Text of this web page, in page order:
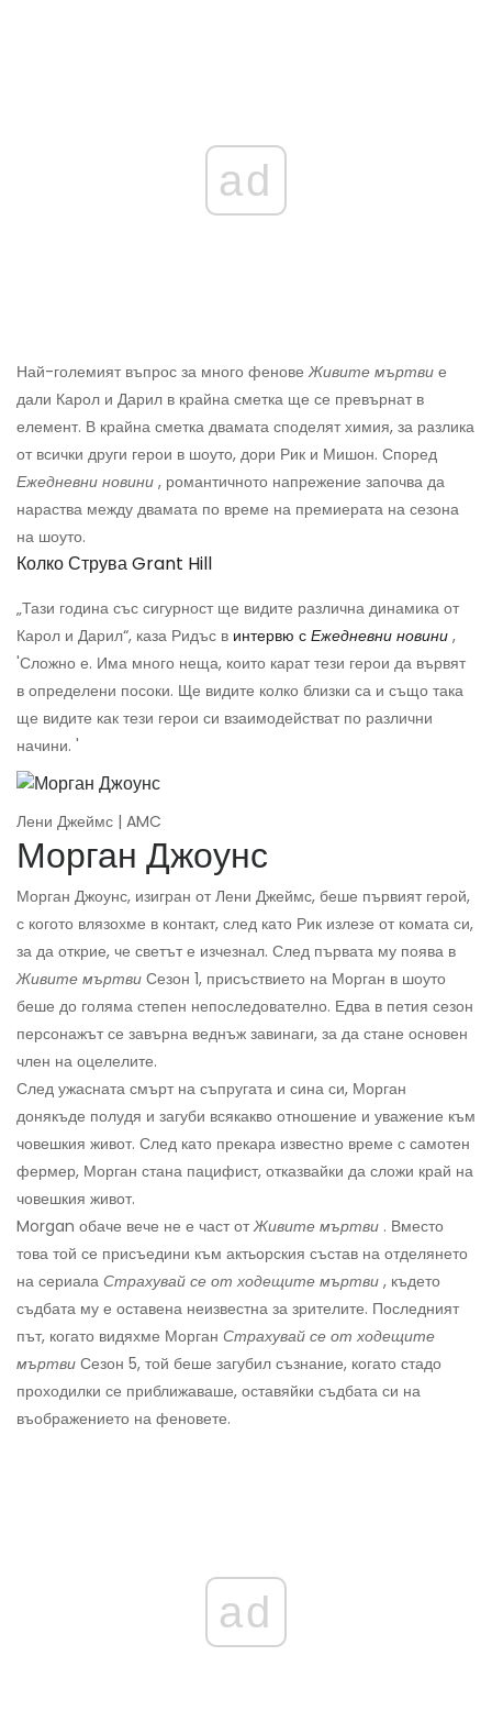
ad
Най-големият въпрос за много феновеЖивите мъртви е
дали Карол и Дарил в крайна сметка ще се превърнат в
елемент. В крайна сметка двамата споделят химия, за разлика
от всички други герои в шоуто, дори Рик и Мишон. Според
Ежедневни новини , романтичното напрежение започва да
нараства между двамата по време на премиерата на сезона
на шоуто.
Колко Струва Grant Hill
„Тази година със сигурност ще видите различна динамика от
Карол и Дарил“, каза Ридъс в интервю с Ежедневни новини ,
'Сложно е. Има много неща, които карат тези герои да вървят
в определени посоки. Ще видите колко близки са и също така
ще видите как тези герои си взаимодействат по различни
начини. '
Лени Джеймс | AMC
Морган Джоунс
Морган Джоунс, изигран от Лени Джеймс, беше първият герой,
с когото влязохме в контакт, след като Рик излезе от комата си,
за да открие, че светът е изчезнал. След първата му поява в
Живите мъртви Сезон 1, присъствието на Морган в шоуто
беше до голяма степен непоследователно. Едва в петия сезон
персонажът се завърна веднъж завинаги, за да стане основен
член на оцелелите.
След ужасната смърт на съпругата и сина си, Морган
донякъде полудя и загуби всякакво отношение и уважение към
човешкия живот. След като прекара известно време с самотен
фермер, Морган стана пацифист, отказвайки да сложи край на
човешкия живот.
Morgan обаче вече не е част отЖивите мъртви . Вместо
това той се присъедини към актьорския състав на отделянето
на сериала Страхувай се от ходещите мъртви , където
съдбата му е оставена неизвестна за зрителите. Последният
път, когато видяхме Морган Страхувай се от ходещите
мъртви Сезон 5, той беше загубил съзнание, когато стадо
проходилки се приближаваше, оставяйки съдбата си на
въображението на феновете.
ad